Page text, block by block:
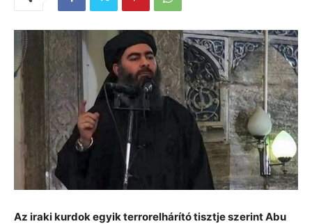
Az iraki kurdok egyik terrorelhárító tisztje szerint Abu